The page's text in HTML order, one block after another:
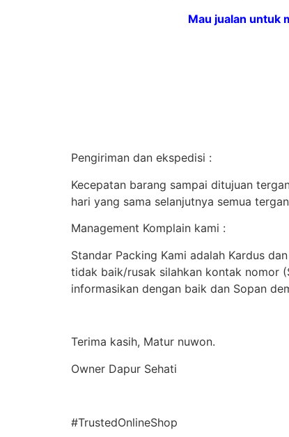
Mau jualan untuk
Pengiriman dan ekspedisi :
Kecepatan barang sampai ditujuan
hari yang sama selanjutnya semua
Management Komplain kami :
Standar Packing Kami adalah Kardus
tidak baik/rusak silahkan kontak nomor
informasikan dengan baik dan Sopan
Terima kasih, Matur nuwon.
Owner Dapur Sehati
#TrustedOnlineShop